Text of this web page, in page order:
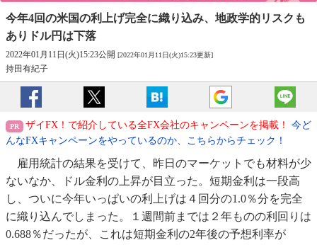
今年4回の米国の利上げ完全に織り込み、 地政学的リスクも
ありドル円は下落
2022年01月11日(火)15:23公開 [2022年01月11日(火)15:23更新]
持田有紀子
ザイFX！で紹介している全FX会社のキャンペーンを掲載！
今ど
んなFXキャンペーンをやっているのか、こちらからチェック！
雇用統計の結果を受けて、昨日のマーケットでも材料が少
ないなか、ドル金利の上昇が目立った。短期金利は一段高
し、ついに今年いっぱいの利上げは４回分の1.0％分を完全
に織り込んでしまった。１週間前までは２年ものの利回りは
0.688％だったが、これは短期金利の2年後の予想利率が